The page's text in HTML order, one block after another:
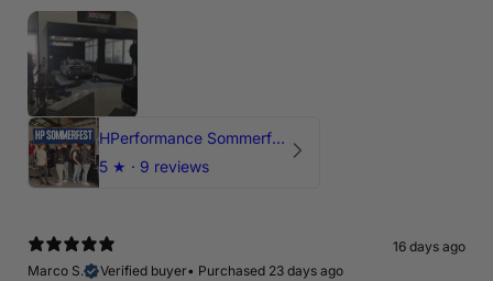
HPerformance Sommerfest 2026
5 ★ · 9 reviews
16 days ago
Marco S.
Verified buyer• Purchased 23 days ago